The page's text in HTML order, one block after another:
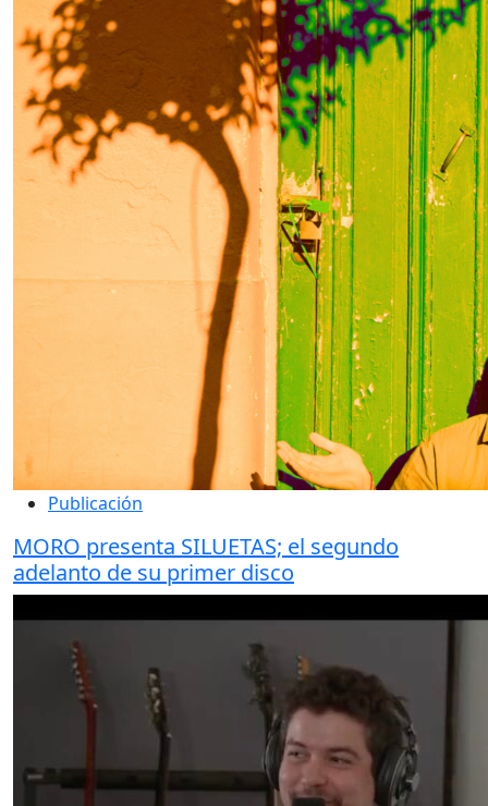
Publicación
MORO presenta SILUETAS; el segundo
adelanto de su primer disco